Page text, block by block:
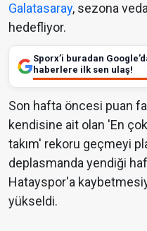
Galatasaray, sezona
hedefliyor.
Sporx’i buradan
haberlere ilk sen ulaş!
Son hafta öncesi puan
kendisine ait olan 'En
takım' rekoru geçmeyi
deplasmanda yendiği
Hatayspor'a
yükseldi.